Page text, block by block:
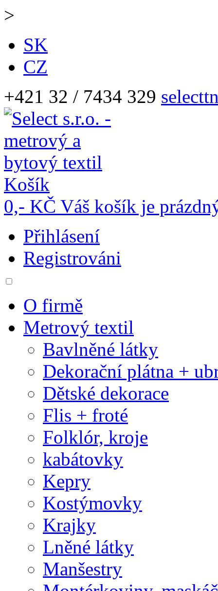
>
SK
CZ
+421 32 / 7434 329
Košík
0,- KČ Váš košík je
Přihlásení
Registrováni
O firmě
Metrový textil
Bavlněné látky
Dekorační plátna +
Dětské dekorace
Flis + froté
Folklór, kroje
kabátovky
Kepry
Kostýmovky
Krajky
Lněné látky
Manšestry